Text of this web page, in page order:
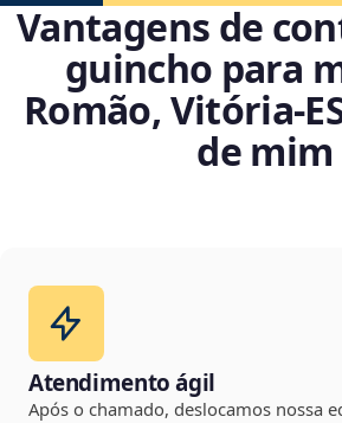
Vantagens de
guincho para
Romão,
de mim
Atendimento ágil
Após o chamado, deslocamos nossa